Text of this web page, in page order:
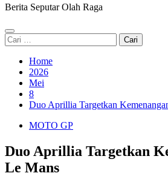
Berita Seputar Olah Raga
Primary
Menu
Cari
untuk:
Home
2026
Mei
8
Duo Aprillia Targetkan
MOTO GP
Duo Aprillia Targetkan
Le Mans